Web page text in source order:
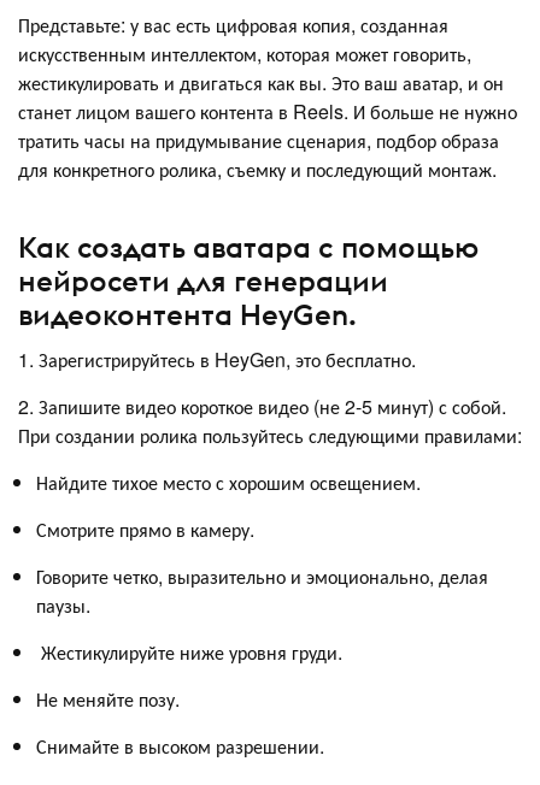
Представьте: у вас есть цифровая копия, созданная
искусственным интеллектом, которая может говорить,
жестикулировать и двигаться как вы. Это ваш аватар, и он
станет лицом вашего контента в Reels. И больше не нужно
тратить часы на придумывание сценария, подбор образа
для конкретного ролика, съемку и последующий монтаж.
Как создать аватара с помощью
нейросети для генерации
видеоконтента HeyGen.
1. Зарегистрируйтесь в HeyGen, это бесплатно.
2. Запишите видео короткое видео (не 2-5 минут) с собой.
При создании ролика пользуйтесь следующими правилами:
Найдите тихое место с хорошим освещением.
Смотрите прямо в камеру.
Говорите четко, выразительно и эмоционально, делая
паузы.
Жестикулируйте ниже уровня груди.
Не меняйте позу.
Снимайте в высоком разрешении.